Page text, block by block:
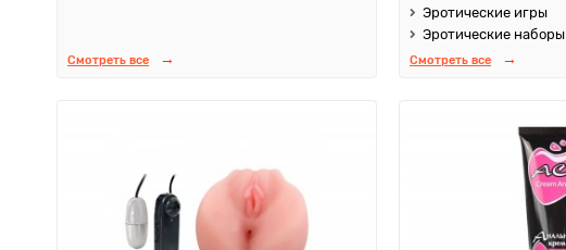
Смотреть все
Эротические игры
Эротические наборы
Смотреть все